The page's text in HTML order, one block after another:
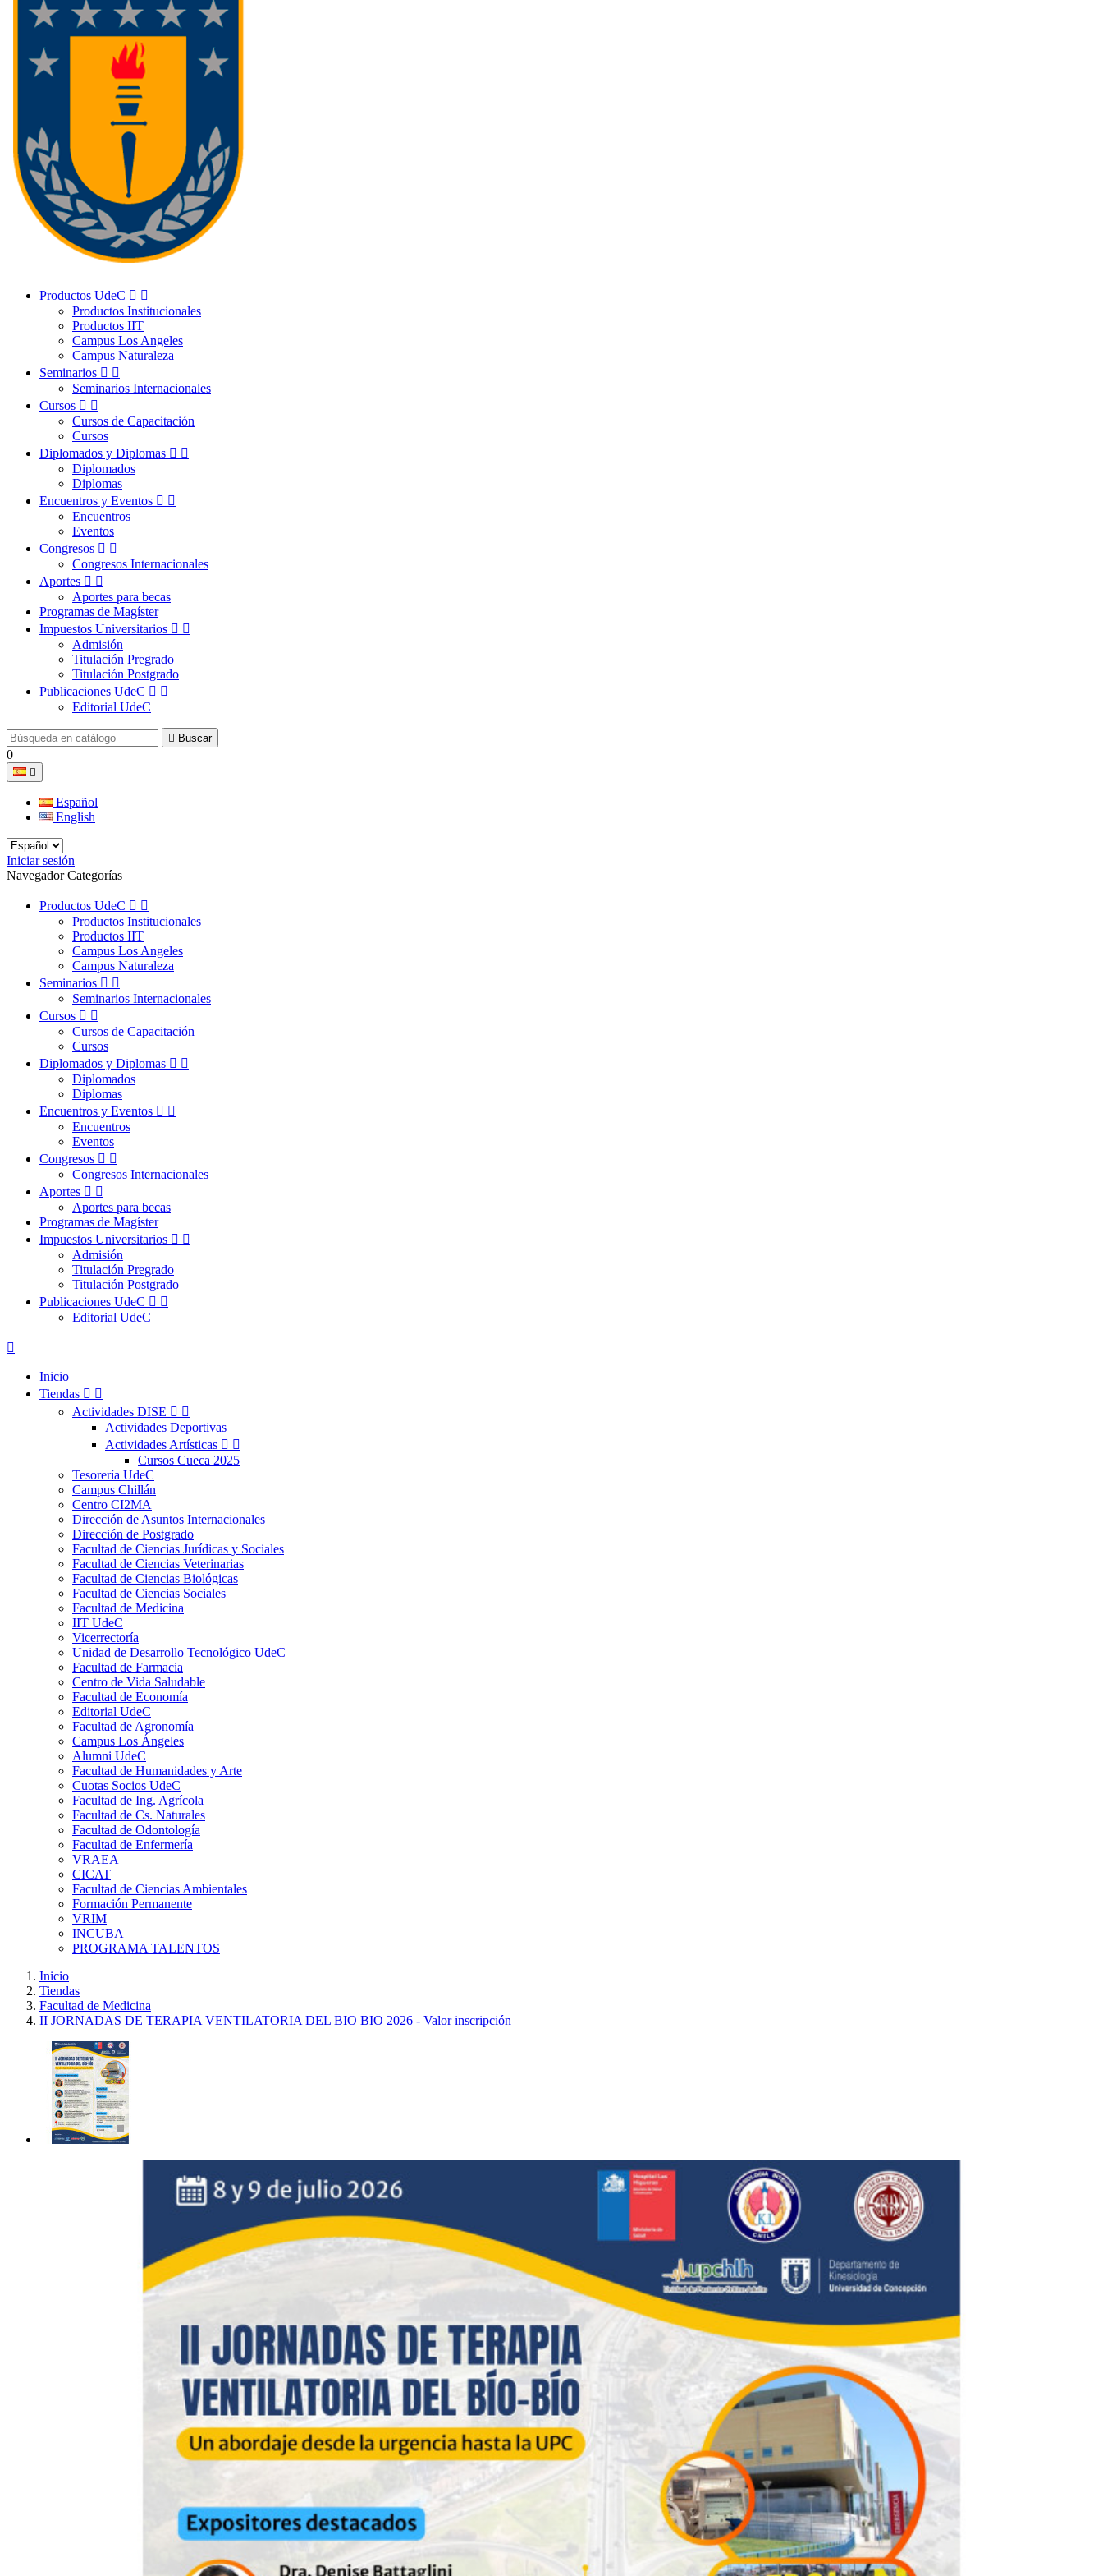
Productos UdeC  
Productos Institucionales
Productos IIT
Campus Los Angeles
Campus Naturaleza
Seminarios  
Seminarios Internacionales
Cursos  
Cursos de Capacitación
Cursos
Diplomados y Diplomas  
Diplomados
Diplomas
Encuentros y Eventos  
Encuentros
Eventos
Congresos  
Congresos Internacionales
Aportes  
Aportes para becas
Programas de Magíster
Impuestos Universitarios  
Admisión
Titulación Pregrado
Titulación Postgrado
Publicaciones UdeC  
Editorial UdeC
 Buscar
0

Español
English
Iniciar sesión
Navegador Categorías
Productos UdeC  
Productos Institucionales
Productos IIT
Campus Los Angeles
Campus Naturaleza
Seminarios  
Seminarios Internacionales
Cursos  
Cursos de Capacitación
Cursos
Diplomados y Diplomas  
Diplomados
Diplomas
Encuentros y Eventos  
Encuentros
Eventos
Congresos  
Congresos Internacionales
Aportes  
Aportes para becas
Programas de Magíster
Impuestos Universitarios  
Admisión
Titulación Pregrado
Titulación Postgrado
Publicaciones UdeC  
Editorial UdeC

Inicio
Tiendas  
Actividades DISE  
Actividades Deportivas
Actividades Artísticas  
Cursos Cueca 2025
Tesorería UdeC
Campus Chillán
Centro CI2MA
Dirección de Asuntos Internacionales
Dirección de Postgrado
Facultad de Ciencias Jurídicas y Sociales
Facultad de Ciencias Veterinarias
Facultad de Ciencias Biológicas
Facultad de Ciencias Sociales
Facultad de Medicina
IIT UdeC
Vicerrectoría
Unidad de Desarrollo Tecnológico UdeC
Facultad de Farmacia
Centro de Vida Saludable
Facultad de Economía
Editorial UdeC
Facultad de Agronomía
Campus Los Ángeles
Alumni UdeC
Facultad de Humanidades y Arte
Cuotas Socios UdeC
Facultad de Ing. Agrícola
Facultad de Cs. Naturales
Facultad de Odontología
Facultad de Enfermería
VRAEA
CICAT
Facultad de Ciencias Ambientales
Formación Permanente
VRIM
INCUBA
PROGRAMA TALENTOS
Inicio
Tiendas
Facultad de Medicina
II JORNADAS DE TERAPIA VENTILATORIA DEL BIO BIO 2026 - Valor inscripción